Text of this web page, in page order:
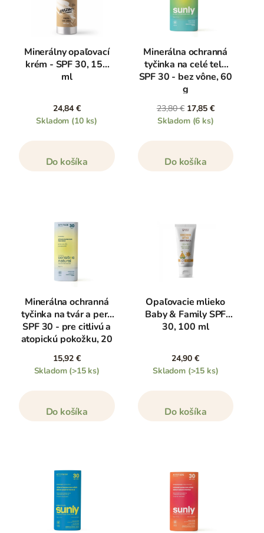
Minerálny opaľovací
krém - SPF 30, 150
ml
24,84 €
Skladom (10 ks)
Do košíka
Minerálna ochranná
tyčinka na celé telo
SPF 30 - bez vône, 60
g
23,80 € 17,85 €
Skladom (6 ks)
Do košíka
Minerálna ochranná
tyčinka na tvár a pery
SPF 30 - pre citlivú a
atopickú pokožku, 20
15,92 €
Skladom (>15 ks)
Do košíka
Opaľovacie mlieko
Baby & Family SPF
30, 100 ml
24,90 €
Skladom (>15 ks)
Do košíka